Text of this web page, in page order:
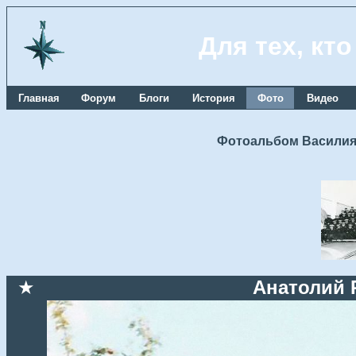
Для тех,
Главная Форум Блоги История Фото Видео
Фотоальбом
★ Анатолий